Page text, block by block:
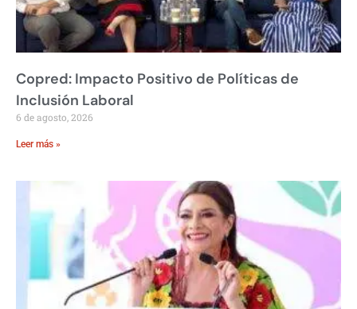
Copred: Impacto Positivo de Políticas de
Inclusión Laboral
6 de agosto, 2026
Leer más »